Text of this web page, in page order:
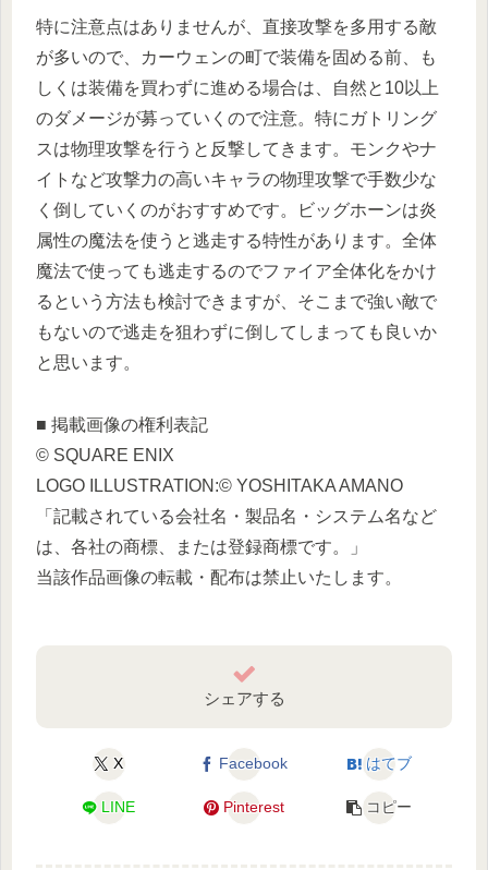
特に注意点はありませんが、直接攻撃を多用する敵
が多いので、カーウェンの町で装備を固める前、も
しくは装備を買わずに進める場合は、自然と10以上
のダメージが募っていくので注意。特にガトリング
スは物理攻撃を行うと反撃してきます。モンクやナ
イトなど攻撃力の高いキャラの物理攻撃で手数少な
く倒していくのがおすすめです。ビッグホーンは炎
属性の魔法を使うと逃走する特性があります。全体
魔法で使っても逃走するのでファイア全体化をかけ
るという方法も検討できますが、そこまで強い敵で
もないので逃走を狙わずに倒してしまっても良いか
と思います。
■ 掲載画像の権利表記
© SQUARE ENIX
LOGO ILLUSTRATION:© YOSHITAKA AMANO
「記載されている会社名・製品名・システム名など
は、各社の商標、または登録商標です。」
当該作品画像の転載・配布は禁止いたします。
シェアする
X Facebook はてブ
LINE Pinterest コピー